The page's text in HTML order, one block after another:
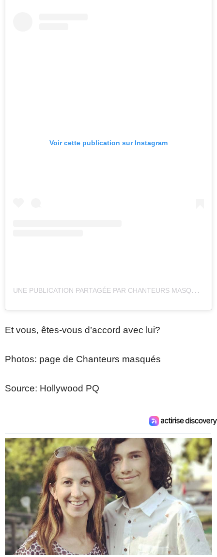
Voir cette publication sur Instagram
U
NE PUBLICATION PARTAGÉE PAR CHANTEURS MASQUÉS (@CHANTEURSMASQUESTVA)
Et vous, êtes-vous d’accord avec lui?
Photos: page de Chanteurs masqués
Source: Hollywood PQ